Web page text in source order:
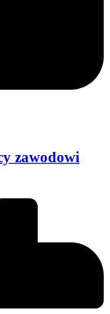
zawodowi